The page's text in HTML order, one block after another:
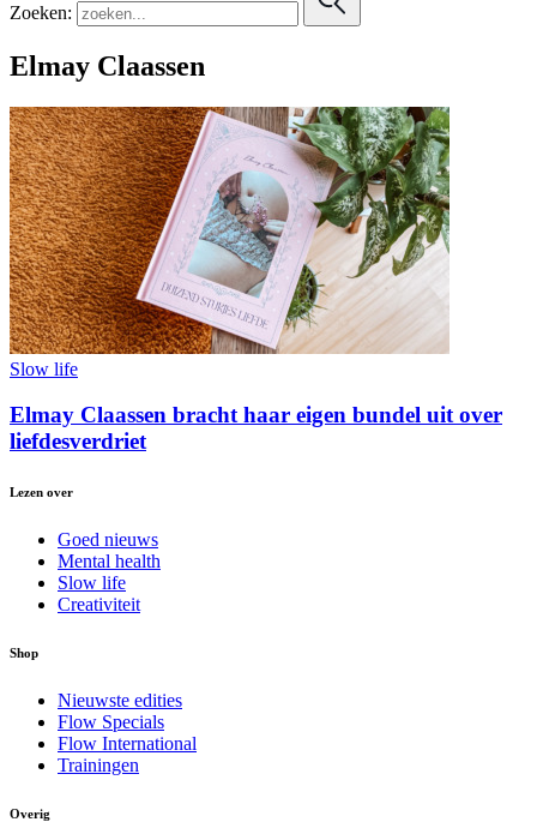
Zoeken:
Elmay Claassen
Slow life
Elmay Claassen bracht haar eigen bundel uit over
liefdesverdriet
Lezen over
Goed nieuws
Mental health
Slow life
Creativiteit
Shop
Nieuwste edities
Flow Specials
Flow International
Trainingen
Overig